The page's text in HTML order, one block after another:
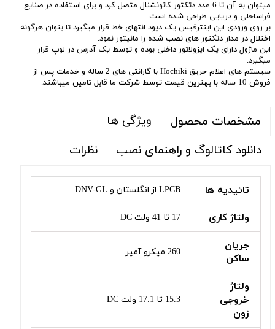
میتوان به آن تا 6 عدد دتکتور کانونشنال متصل کرد و برای استفاده در صنایع
فراساحلی و دریایی طراحی شده است.
بر روی ورودی این اینترفیس یک دیود انتهای خط قرار میگیرد تا بتوان هرگونه
اختلال در مدار دتکتور های نصب شده را مانیتور نمود.
این ماژول دارای یک ایزولاتور داخلی بوده و توسط یک آدرس در لوپ قرار
میگیرد.
سیستم های اعلام حریق Hochiki با گارانتی های 2 ساله و خدمات پس از
فروش 10 ساله با بهترین قیمت توسط شرکت ما قابل تامین میباشند.
مشخصات محصول
ویژگی ها
دانلود کاتالوگ و راهنمای نصب
نظرات
تائیدیه ها LPCB از انگلستان و DNV-GL
ولتاژ کاری 17 تا 41 ولت DC
جریان
ساکن
260 میکرو آمپر
ولتاژ
خروجی
زون
15.3 تا 17.1 ولت DC